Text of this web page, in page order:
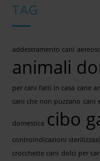
TAG
addestramento cani
animali
per cani fatti in casa cane
cani che non puzzano cani
domestica cibo
controindicazioni
crocchette cani dolci per